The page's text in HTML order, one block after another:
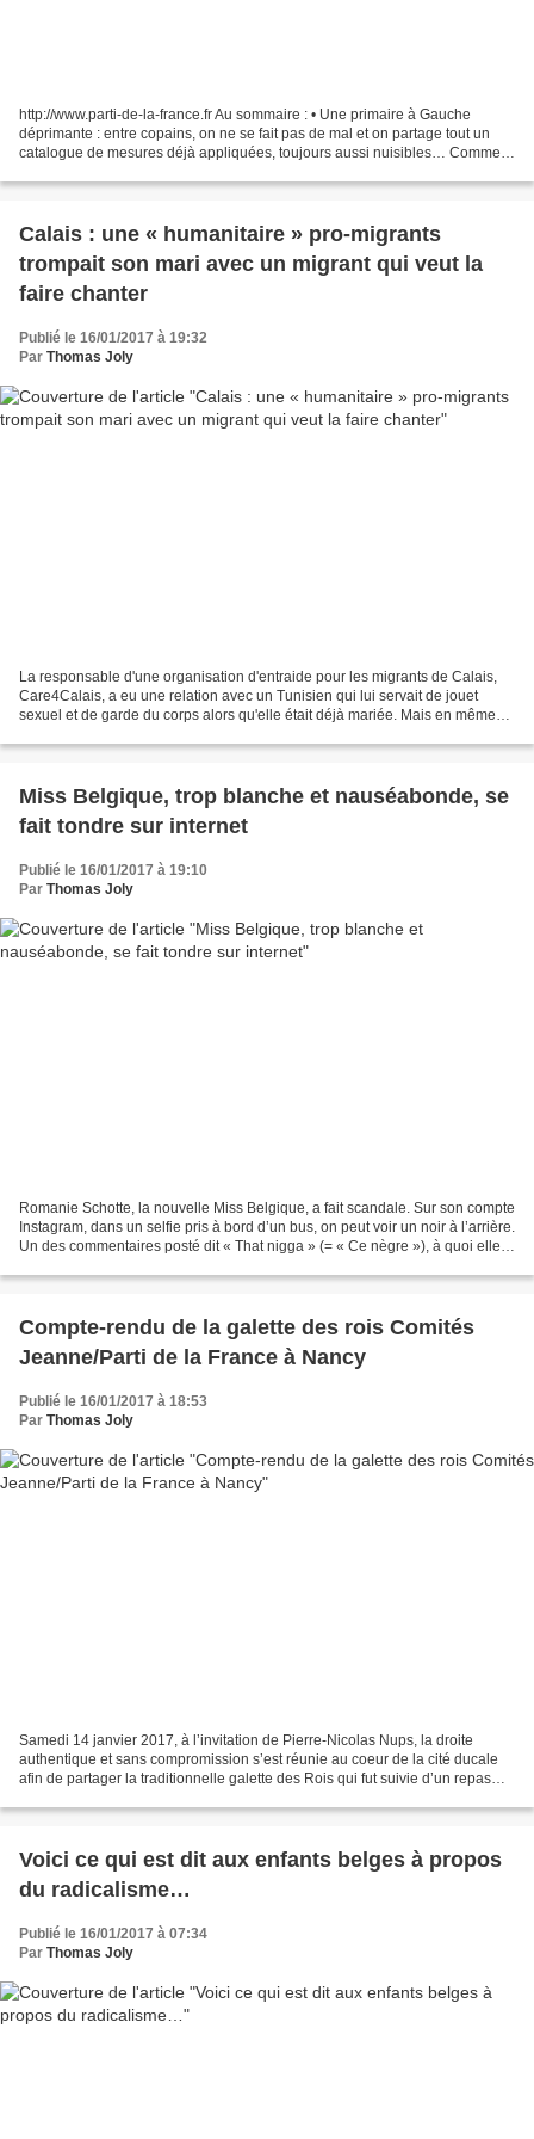
http://www.parti-de-la-france.fr Au sommaire : • Une primaire à Gauche
déprimante : entre copains, on ne se fait pas de mal et on partage tout un
catalogue de mesures déjà appliquées, toujours aussi nuisibles… Comment
Calais : une « humanitaire » pro-migrants
trompait son mari avec un migrant qui veut la
faire chanter
Publié le 16/01/2017 à 19:32
Par Thomas Joly
La responsable d'une organisation d'entraide pour les migrants de Calais,
Care4Calais, a eu une relation avec un Tunisien qui lui servait de jouet
sexuel et de garde du corps alors qu'elle était déjà mariée. Mais en même
Miss Belgique, trop blanche et nauséabonde, se
fait tondre sur internet
Publié le 16/01/2017 à 19:10
Par Thomas Joly
Romanie Schotte, la nouvelle Miss Belgique, a fait scandale. Sur son compte
Instagram, dans un selfie pris à bord d’un bus, on peut voir un noir à l’arrière.
Un des commentaires posté dit « That nigga » (= « Ce nègre »), à quoi elle
Compte-rendu de la galette des rois Comités
Jeanne/Parti de la France à Nancy
Publié le 16/01/2017 à 18:53
Par Thomas Joly
Samedi 14 janvier 2017, à l’invitation de Pierre-Nicolas Nups, la droite
authentique et sans compromission s’est réunie au coeur de la cité ducale
afin de partager la traditionnelle galette des Rois qui fut suivie d’un repas
Voici ce qui est dit aux enfants belges à propos
du radicalisme…
Publié le 16/01/2017 à 07:34
Par Thomas Joly